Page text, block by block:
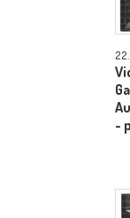
-